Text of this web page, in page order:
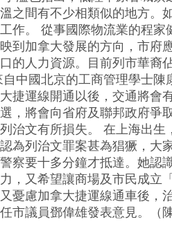
之間有不少相類似的地方。
作。 從事國際物流業的程
到加拿大發展的方向，市府
的人力資源。目前列市華裔
中國北京的工商管理學士
捷運線開通以後，交通將會
，將會向省府及聯邦政府爭
治文有所損失。 在上海出
為列治文罪案甚為猖獗，大
察要十多分鐘才抵達。她認
，又希望讓商場及市民成立
憂慮加拿大捷運線通車後，
市議員鄧偉雄發表意見。（